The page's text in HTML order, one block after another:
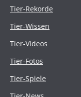
Tier-Rekorde
Tier-Wissen
Tier-Videos
Tier-Fotos
Tier-Spiele